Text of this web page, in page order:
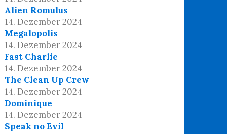
Alien Romulus
14. Dezember 2024
Megalopolis
14. Dezember 2024
Fast Charlie
14. Dezember 2024
The Clean Up Crew
14. Dezember 2024
Dominique
14. Dezember 2024
Speak no Evil